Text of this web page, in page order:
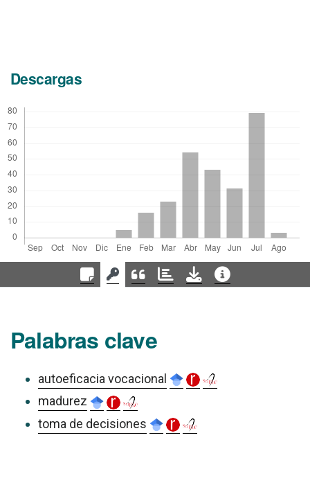
Descargas
Palabras clave
autoeficacia vocacional
madurez
toma de decisiones